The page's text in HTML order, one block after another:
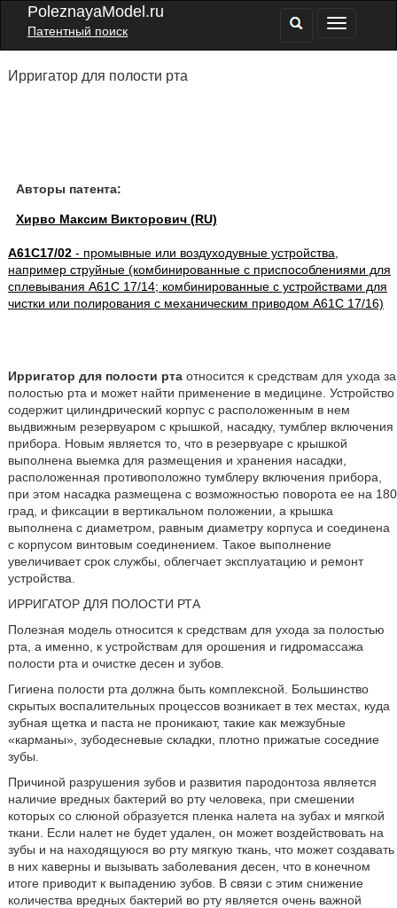
PoleznayaModel.ru
Патентный поиск
Ирригатор для полости рта
Авторы патента:
Хирво Максим Викторович (RU)
A61C17/02- промывные или воздуходувные устройства,
например струйные (комбинированные с приспособлениями для
сплевывания A61C 17/14; комбинированные с устройствами для
чистки или полирования с механическим приводом A61C 17/16)
Ирригатор для полости ртаотносится к средствам для ухода за
полостью рта и может найти применение в медицине. Устройство
содержит цилиндрический корпус с расположенным в нем
выдвижным резервуаром с крышкой, насадку, тумблер включения
прибора. Новым является то, что в резервуаре с крышкой
выполнена выемка для размещения и хранения насадки,
расположенная противоположно тумблеру включения прибора,
при этом насадка размещена с возможностью поворота ее на 180
град, и фиксации в вертикальном положении, а крышка
выполнена с диаметром, равным диаметру корпуса и соединена
с корпусом винтовым соединением. Такое выполнение
увеличивает срок службы, облегчает эксплуатацию и ремонт
устройства.
ИРРИГАТОР ДЛЯ ПОЛОСТИ РТА
Полезная модель относится к средствам для ухода за полостью
рта, а именно, к устройствам для орошения и гидромассажа
полости рта и очистке десен и зубов.
Гигиена полости рта должна быть комплексной. Большинство
скрытых воспалительных процессов возникает в тех местах, куда
зубная щетка и паста не проникают, такие как межзубные
«карманы», зубодесневые складки, плотно прижатые соседние
зубы.
Причиной разрушения зубов и развития пародонтоза является
наличие вредных бактерий во рту человека, при смешении
которых со слюной образуется пленка налета на зубах и мягкой
ткани. Если налет не будет удален, он может воздействовать на
зубы и на находящуюся во рту мягкую ткань, что может создавать
в них каверны и вызывать заболевания десен, что в конечном
итоге приводит к выпадению зубов. В связи с этим снижение
количества вредных бактерий во рту является очень важной